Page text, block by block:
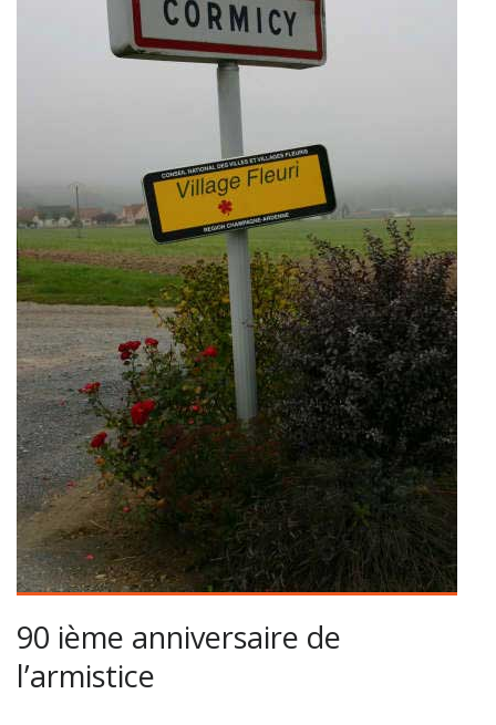
90 ième anniversaire de
l’armistice